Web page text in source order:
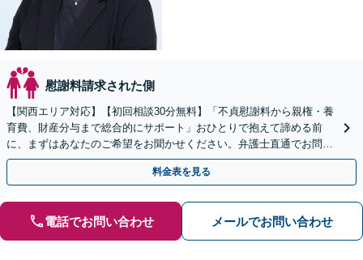
慰謝料請求された側
【関西エリア対応】【初回相談30分無料】「不貞慰謝料から親権・養
育費、財産分与まで総合的にサポート」おひとりで抱えて諦める前
に、まずはあなたのご希望をお聞かせください。弁護士直通でお問い
合わせいただけるので、最短即日対応が可能です。
料金表を見る
電話でお問い合わせ メールでお問い合わせ